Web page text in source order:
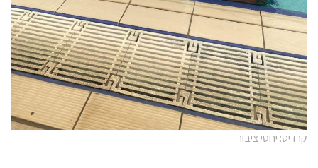
קרדיט: יחסי ציבור